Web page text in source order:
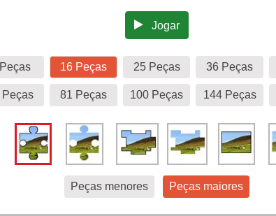
Jogar
16 Peças 25 Peças 36 Peças
Peças 81 Peças 100 Peças 144 Peças
Peças menores Peças maiores